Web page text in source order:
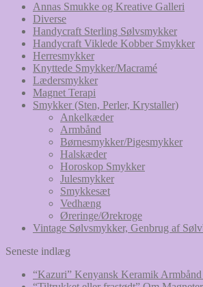
Annas Smukke og Kreative Galleri
Diverse
Handycraft Sterling Sølvsmykker
Handycraft Viklede Kobber Smykker
Herresmykker
Knyttede Smykker/Macramé
Lædersmykker
Magnet Terapi
Smykker (Sten, Perler, Krystaller)
Ankelkæder
Armbånd
Børnesmykker/Pigesmykker
Halskæder
Horoskop Smykker
Julesmykker
Smykkesæt
Vedhæng
Øreringe/Ørekroge
Vintage Sølvsmykker, Genbrug af
Seneste indlæg
“Kazuri” Kenyansk Keramik